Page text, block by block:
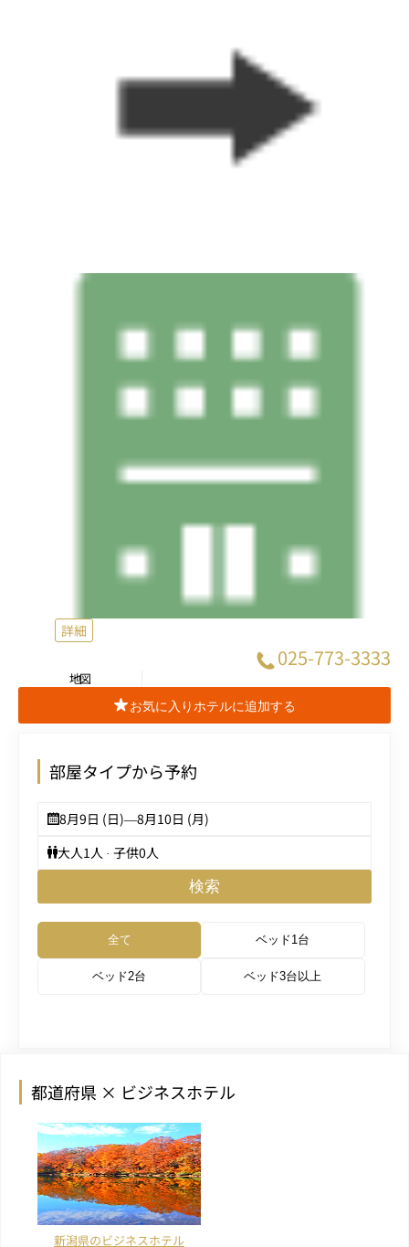
詳細
025-773-3333
地図
お気に入りホテルに追加する
部屋タイプから予約
8月9日 (日)—8月10日 (月)
大人1人 · 子供0人
検索
全て ベッド1台
ベッド2台 ベッド3台以上
都道府県 × ビジネスホテル
新潟県のビジネスホテル